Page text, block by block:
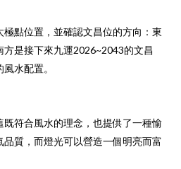
點位置，並確認文昌位的方向：東
是接下來九運2026~2043的文昌
水配置。
符合風水的理念，也提供了一種愉
質，而燈光可以營造一個明亮而富